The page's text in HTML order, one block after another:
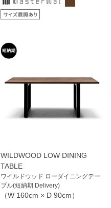
WILDWOOD LOW DINING
TABLE
ワイルドウッド ローダイニングテー
ブル(短納期 Delivery)
（W 160cm × D 90cm）